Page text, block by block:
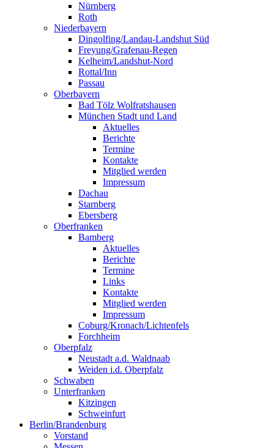
Nürnberg
Roth
Niederbayern
Dingolfing/Landau-Landshut Süd
Freyung/Grafenau-Regen
Kelheim/Landshut-Nord
Rottal/Inn
Passau
Oberbayern
Bad Tölz Wolfratshausen
München Stadt und Land
Aktuelles
Berichte
Termine
Kontakte
Mitglied werden
Impressum
Dachau
Starnberg
Ebersberg
Oberfranken
Bamberg
Aktuelles
Berichte
Termine
Links
Kontakte
Mitglied werden
Impressum
Coburg/Kronach/Lichtenfels
Forchheim
Oberpfalz
Neustadt a.d. Waldnaab
Weiden i.d. Oberpfalz
Schwaben
Unterfranken
Kitzingen
Schweinfurt
Berlin/Brandenburg
Vorstand